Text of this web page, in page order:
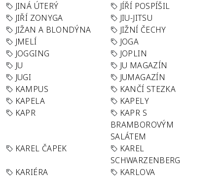
JINÁ ÚTERÝ
JÍŘÍ POSPÍŠIL
JIŘÍ ZONYGA
JIU-JITSU
JIŽAN A BLONDÝNA
JIŽNÍ ČECHY
JMELÍ
JOGA
JOGGING
JOPLIN
JU
JU MAGAZÍN
JUGI
JUMAGAZÍN
KAMPUS
KANČÍ STEZKA
KAPELA
KAPELY
KAPR
KAPR S
BRAMBOROVÝM
SALÁTEM
KAREL ČAPEK
KAREL
SCHWARZENBERG
KARIÉRA
KARLOVA